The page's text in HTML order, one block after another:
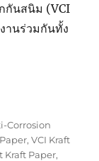
กันสนิม (VCI
านร่วมกันทั้ง
ด้วยกระดาษครา
Corrosion
,VCI Kraft
Kraft Paper,